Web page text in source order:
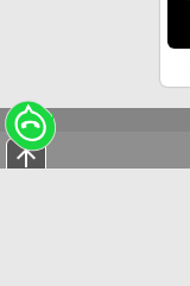
arrow_upward